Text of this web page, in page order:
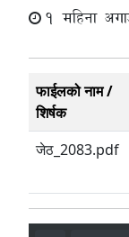
1 महिना
फाईलको नाम /
शिर्षक
जेठ_2083.pdf